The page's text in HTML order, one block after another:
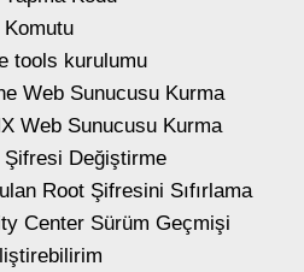
Komutu
tools kurulumu
Web Sunucusu Kurma
Web Sunucusu Kurma
Şifresi Değiştirme
Root Şifresini Sıfırlama
Center Sürüm Geçmişi